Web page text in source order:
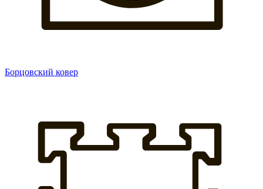
Борцовский ковер